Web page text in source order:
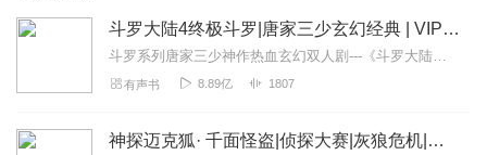
星月流萤_萤火
送给主播一个五星好评吖，希望主播笑纳～～ 专辑很不错呀
继续加油！希望主播能和我成为朋友a～～
斗罗大陆4终极斗罗|唐家三少玄幻经典 | VIP免费有声小说
斗罗系列唐家三少神作热血玄幻双人剧---《斗罗大陆》唐家三少神作热血玄幻双人剧---《斗罗大陆2：绝世唐门》唐家三少神作热血玄幻双人剧---《斗罗大陆3：龙王传...
有声书 8.89亿 1807
神探迈克狐· 千面怪盗|侦探大赛|灰狼危机|多多罗